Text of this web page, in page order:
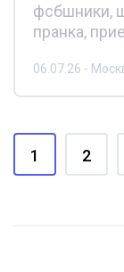
фсбшники,
пранка,
06.07.26 -
1 2